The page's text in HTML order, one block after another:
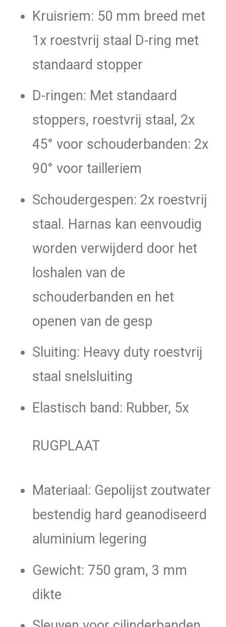
Kruisriem: 50 mm breed met
1x roestvrij staal D-ring met
standaard stopper
D-ringen: Met standaard
stoppers, roestvrij staal, 2x
45° voor schouderbanden: 2x
90° voor tailleriem
Schoudergespen: 2x roestvrij
staal. Harnas kan eenvoudig
worden verwijderd door het
loshalen van de
schouderbanden en het
openen van de gesp
Sluiting: Heavy duty roestvrij
staal snelsluiting
Elastisch band: Rubber, 5x
RUGPLAAT
Materiaal: Gepolijst zoutwater
bestendig hard geanodiseerd
aluminium legering
Gewicht: 750 gram, 3 mm
dikte